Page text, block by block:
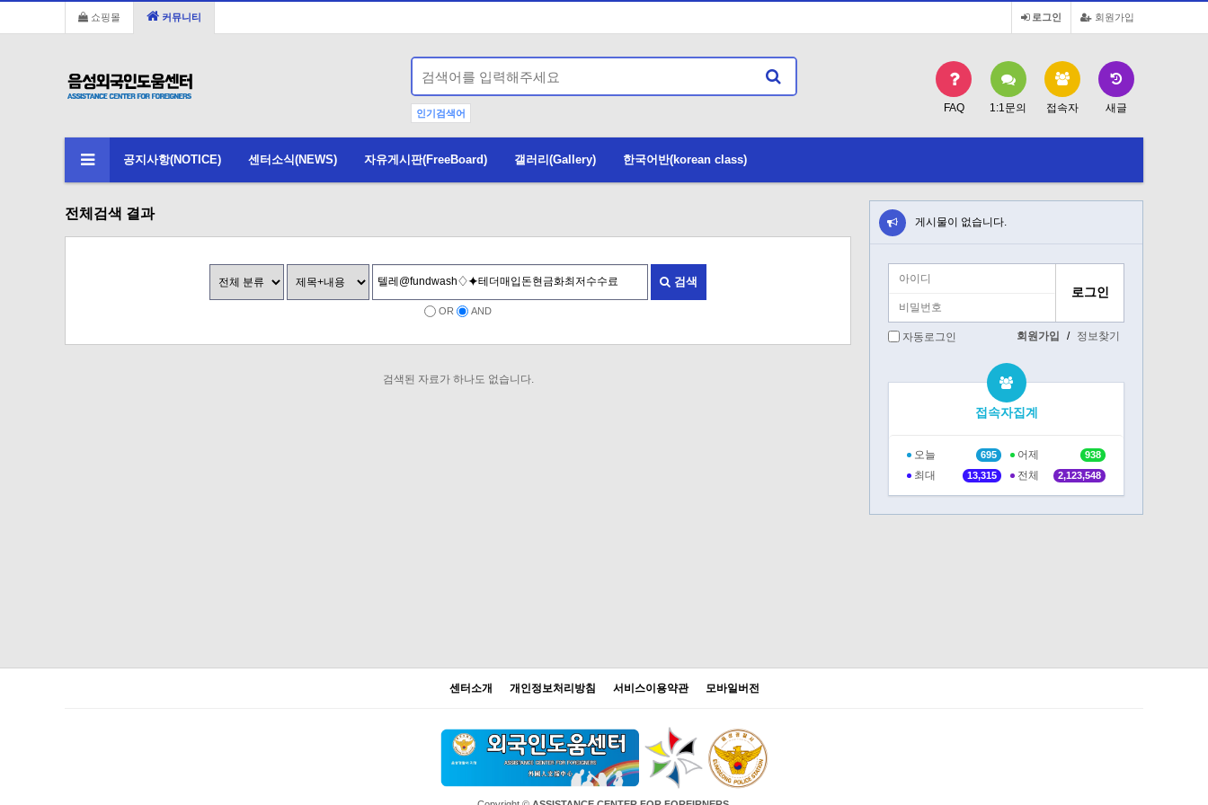
회원가입
로그인
쇼핑몰 커뮤니티
인기검색어 FAQ 1:1문의 접속자 새글
공지사항(NOTICE) 센터소식(NEWS) 자유게시판(FreeBoard) 갤러리(Gallery) 한국어반(korean class)
전체검색 결과
검색
OR AND
검색된 자료가 하나도 없습니다.
게시물이 없습니다.
자동로그인 회원가입 / 정보찾기
접속자집계
오늘 695 어제 938
최대 13,315 전체 2,123,548
센터소개 개인정보처리방침 서비스이용약관 모바일버전